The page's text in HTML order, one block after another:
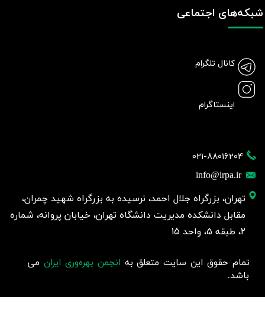
021-88016204
info@irpa.ir
تهران، بزرگراه جلال احمد، نرسیده به بزرگراه شهید چمران،
مقابل دانشکده مدیریت دانشگاه تهران، خیابان پروانه، شماره
2، طبقه 5، واحد 15
شبکه‌های اجتماعی
کانال تلگرام
اینستاگرام
تمام حقوق این سایت متعلق به انجمن بهره‌وری ایران می
باشد.